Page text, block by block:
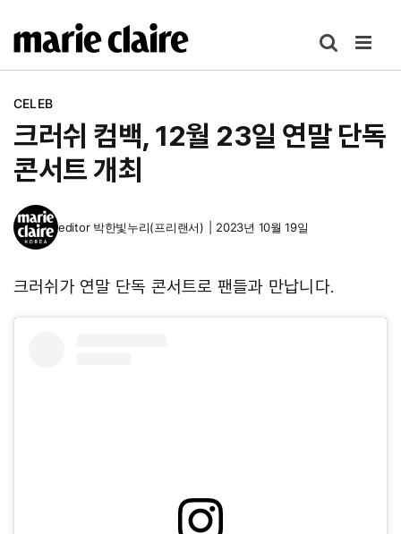
텐
건CELEB
크러쉬 컴백, 12월 23일 연말 단독
콘서트 개최
editor 박한빛누리(프리랜서) 2023년 10월 19일
크러쉬가 연말 단독 콘서트로 팬들과 만납니다.